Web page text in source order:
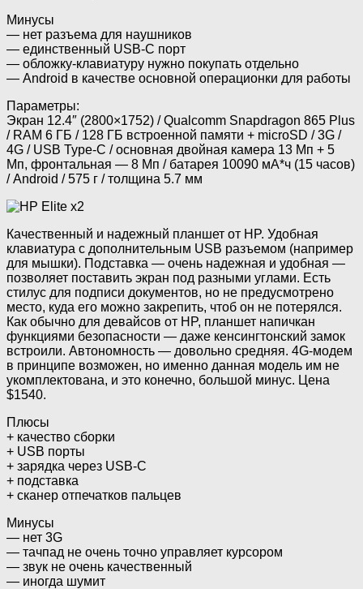
Минусы
— нет разъема для наушников
— единственный USB-C порт
— обложку-клавиатуру нужно покупать отдельно
— Android в качестве основной операционки для работы
Параметры:
Экран 12.4″ (2800×1752) / Qualcomm Snapdragon 865 Plus
/ RAM 6 ГБ / 128 ГБ встроенной памяти + microSD / 3G /
4G / USB Type-C / основная двойная камера 13 Мп + 5
Мп, фронтальная — 8 Мп / батарея 10090 мА*ч (15 часов)
/ Android / 575 г / толщина 5.7 мм
Качественный и надежный планшет от HP. Удобная
клавиатура с дополнительным USB разъемом (например
для мышки). Подставка — очень надежная и удобная —
позволяет поставить экран под разными углами. Есть
стилус для подписи документов, но не предусмотрено
место, куда его можно закрепить, чтоб он не потерялся.
Как обычно для девайсов от HP, планшет напичкан
функциями безопасности — даже кенсингтонский замок
встроили. Автономность — довольно средняя. 4G-модем
в принципе возможен, но именно данная модель им не
укомплектована, и это конечно, большой минус. Цена
$1540.
Плюсы
+ качество сборки
+ USB порты
+ зарядка через USB-C
+ подставка
+ сканер отпечатков пальцев
Минусы
— нет 3G
— тачпад не очень точно управляет курсором
— звук не очень качественный
— иногда шумит